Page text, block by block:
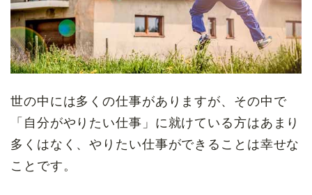
世の中には多くの仕事がありますが、その中で
「自分がやりたい仕事」に就けている方はあまり
多くはなく、やりたい仕事ができることは幸せな
ことです。